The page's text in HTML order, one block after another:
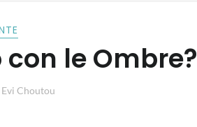
con le Ombre?
Evi Choutou